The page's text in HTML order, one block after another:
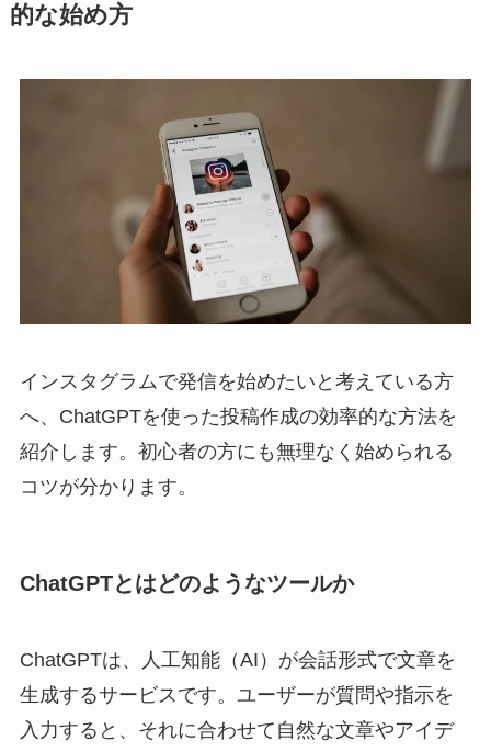
的な始め方
インスタグラムで発信を始めたいと考えている方
へ、ChatGPTを使った投稿作成の効率的な方法を
紹介します。初心者の方にも無理なく始められる
コツが分かります。
ChatGPTとはどのようなツールか
ChatGPTは、人工知能（AI）が会話形式で文章を
生成するサービスです。ユーザーが質問や指示を
入力すると、それに合わせて自然な文章やアイデ